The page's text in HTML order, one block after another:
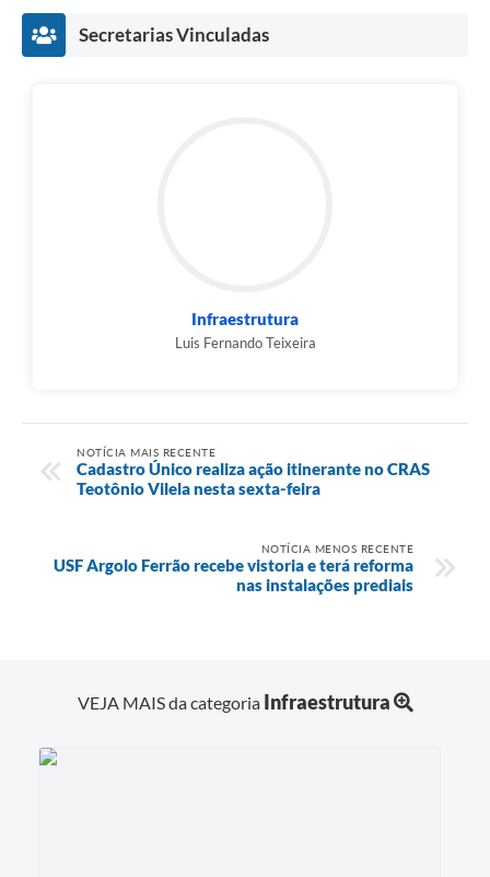
Secretarias Vinculadas
Infraestrutura
Luis Fernando Teixeira
NOTÍCIA MAIS RECENTE
Cadastro Único realiza ação itinerante no CRAS
Teotônio Vilela nesta sexta-feira
NOTÍCIA MENOS RECENTE
USF Argolo Ferrão recebe vistoria e terá reforma
nas instalações prediais
VEJA MAIS da categoria Infraestrutura